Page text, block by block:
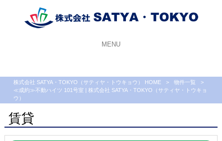
MENU
株式会社 SATYA・TOKYO（サティヤ・トウキョウ） HOME > 物件一覧
>
≪成約≫不動ハイツ 101号室 | 株式会社 SATYA・TOKYO（サティヤ・トウキョ
ウ）
賃貸